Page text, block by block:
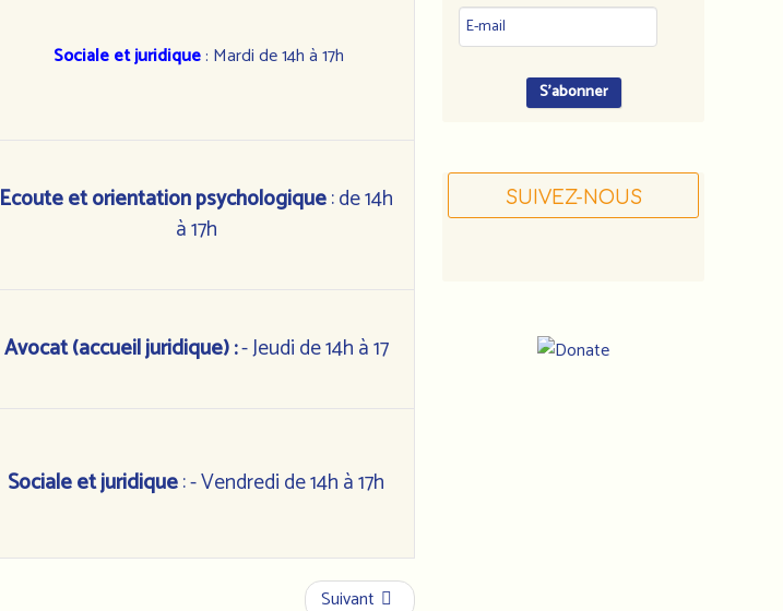
Sociale et juridique: Mardi de 14h à 17h
Ecoute et orientation psychologique: de 14h
à 17h
Avocat (accueil juridique) :- Jeudi de 14h à 17
Sociale et juridique: - Vendredi de 14h à 17h
Suivant
SUIVEZ-NOUS